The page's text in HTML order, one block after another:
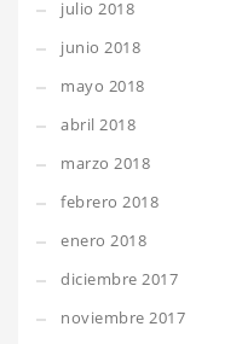
julio 2018
junio 2018
mayo 2018
abril 2018
marzo 2018
febrero 2018
enero 2018
diciembre 2017
noviembre 2017